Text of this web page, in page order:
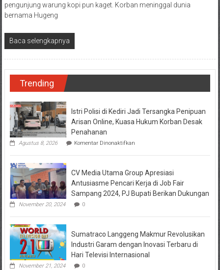
pengunjung warung kopi pun kaget. Korban meninggal dunia
bernama Hugeng
Baca selengkapnya
Trending
Istri Polisi di Kediri Jadi Tersangka Penipuan
Arisan Online, Kuasa Hukum Korban Desak
Penahanan
Agustus 8, 2026 Komentar Dinonaktifkanpada
Polisi
Kediri
Jadi
Tersangka
Penipuan
Kuasa
Korban
Desak
Penahanan
CV Media Utama Group Apresiasi
Antusiasme Pencari Kerja di Job Fair
Sampang 2024, PJ Bupati Berikan Dukungan
November 20, 2024 0
Sumatraco Langgeng Makmur Revolusikan
Industri Garam dengan Inovasi Terbaru di
Hari Televisi Internasional
November 21, 2024 0